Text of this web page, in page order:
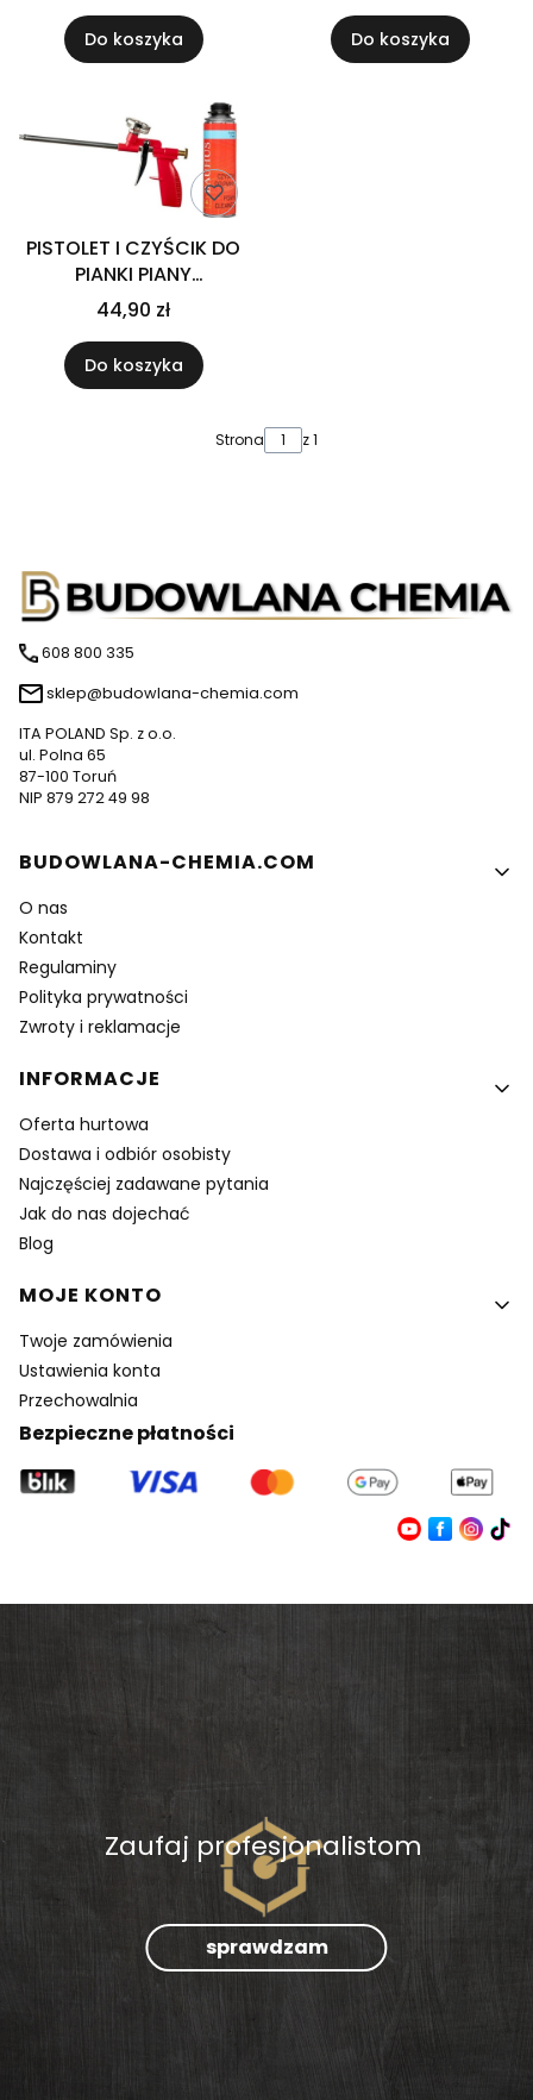
Do koszyka Do koszyka
PISTOLET I CZYŚCIK DO
PIANKI PIANY
MONTAŻOWEJ
44,90 zł
Do koszyka
Strona z 1
608 800 335
sklep@budowlana-chemia.com
ITA POLAND Sp. z o.o.
ul. Polna 65
87-100 Toruń
NIP 879 272 49 98
Linki w stopce
BUDOWLANA-CHEMIA.COM
O nas
Kontakt
Regulaminy
Polityka prywatności
Zwroty i reklamacje
INFORMACJE
Oferta hurtowa
Dostawa i odbiór osobisty
Najczęściej zadawane pytania
Jak do nas dojechać
Blog
MOJE KONTO
Twoje zamówienia
Ustawienia konta
Przechowalnia
Bezpieczne płatności
Zaufaj profesjonalistom
sprawdzam